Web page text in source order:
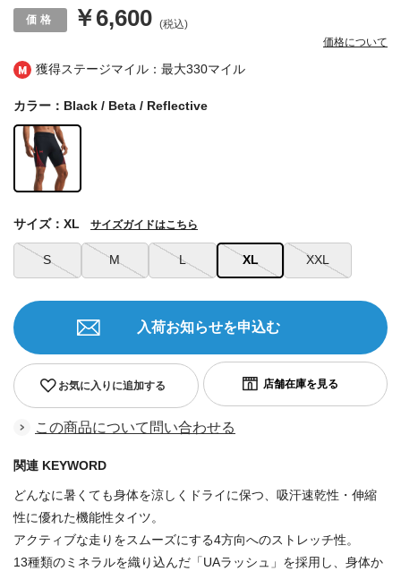
獲得ステージマイル：最大330マイル
￥6,600 (税込)
価格について
カラー：Black / Beta / Reflective
S M L XL XXL
サイズ：XL サイズガイドはこちら
お気に入りに追加する
入荷お知らせを申込む
この商品について問い合わせる
関連 KEYWORD
どんなに暑くても身体を涼しくドライに保つ、吸汗速乾性・伸縮
性に優れた機能性タイツ。
アクティブな走りをスムーズにする4方向へのストレッチ性。
13種類のミネラルを織り込んだ「UAラッシュ」を採用し、身体か